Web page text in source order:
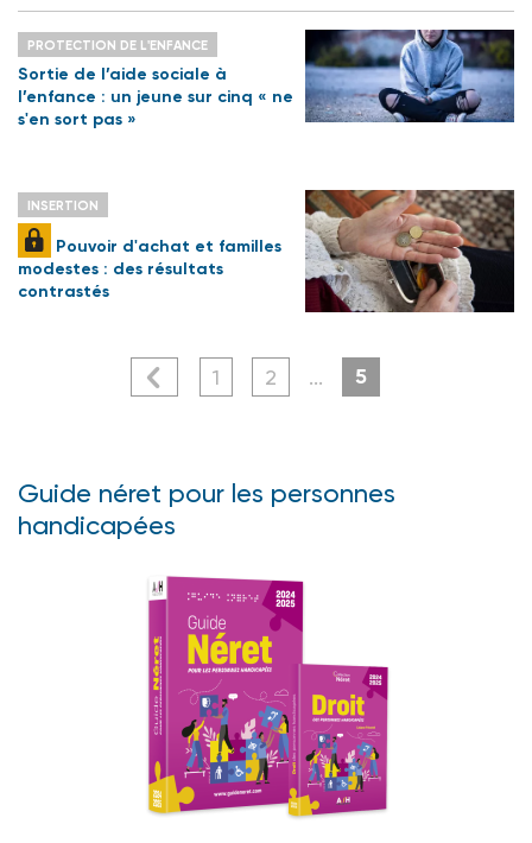
PROTECTION DE L'ENFANCE
Sortie de l’aide sociale à
l’enfance : un jeune sur cinq « ne
s'en sort pas »
INSERTION
Pouvoir d'achat et familles
modestes : des résultats
contrastés
1 2 ... 5
Guide néret pour les personnes
handicapées